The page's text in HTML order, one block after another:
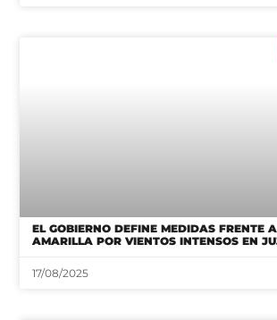
EL GOBIERNO DEFINE MEDIDAS FRENTE
AMARILLA POR VIENTOS INTENSOS EN
17/08/2025